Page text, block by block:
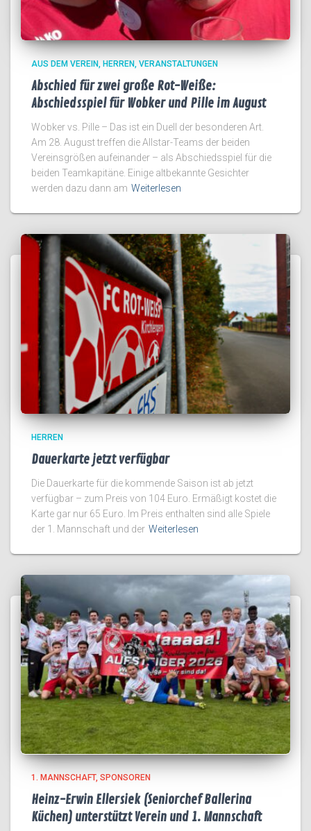
AUS DEM VEREIN HERREN VERANSTALTUNGEN
Abschied für zwei große Rot-Weiße:
Abschiedsspiel für Wobker und Pille im August
Wobker vs. Pille – Das ist ein Duell der besonderen Art.
Am 28. August treffen die Allstar-Teams der beiden
Vereinsgrößen aufeinander – als Abschiedsspiel für die
beiden Teamkapitäne. Einige altbekannte Gesichter
werden dazu dann am Weiterlesen
HERREN
Dauerkarte jetzt verfügbar
Die Dauerkarte für die kommende Saison ist ab jetzt
verfügbar – zum Preis von 104 Euro. Ermäßigt kostet die
Karte gar nur 65 Euro. Im Preis enthalten sind alle Spiele
der 1. Mannschaft und der Weiterlesen
1. MANNSCHAFT SPONSOREN
Heinz-Erwin Ellersiek (Seniorchef Ballerina
Küchen) unterstützt Verein und 1. Mannschaft